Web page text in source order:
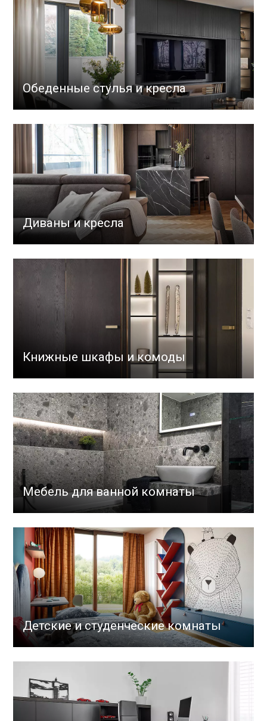
Обеденные стулья и кресла
Диваны и кресла
Книжные шкафы и комоды
Мебель для ванной комнаты
Детские и студенческие комнаты